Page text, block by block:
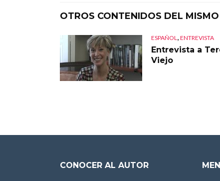
OTROS CONTENIDOS DEL
ESPAÑOL, ENTREVISTA
Entrevista a
Viejo
CONOCER AL AUTOR